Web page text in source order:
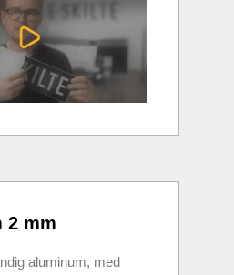
2 mm
aluminum, med